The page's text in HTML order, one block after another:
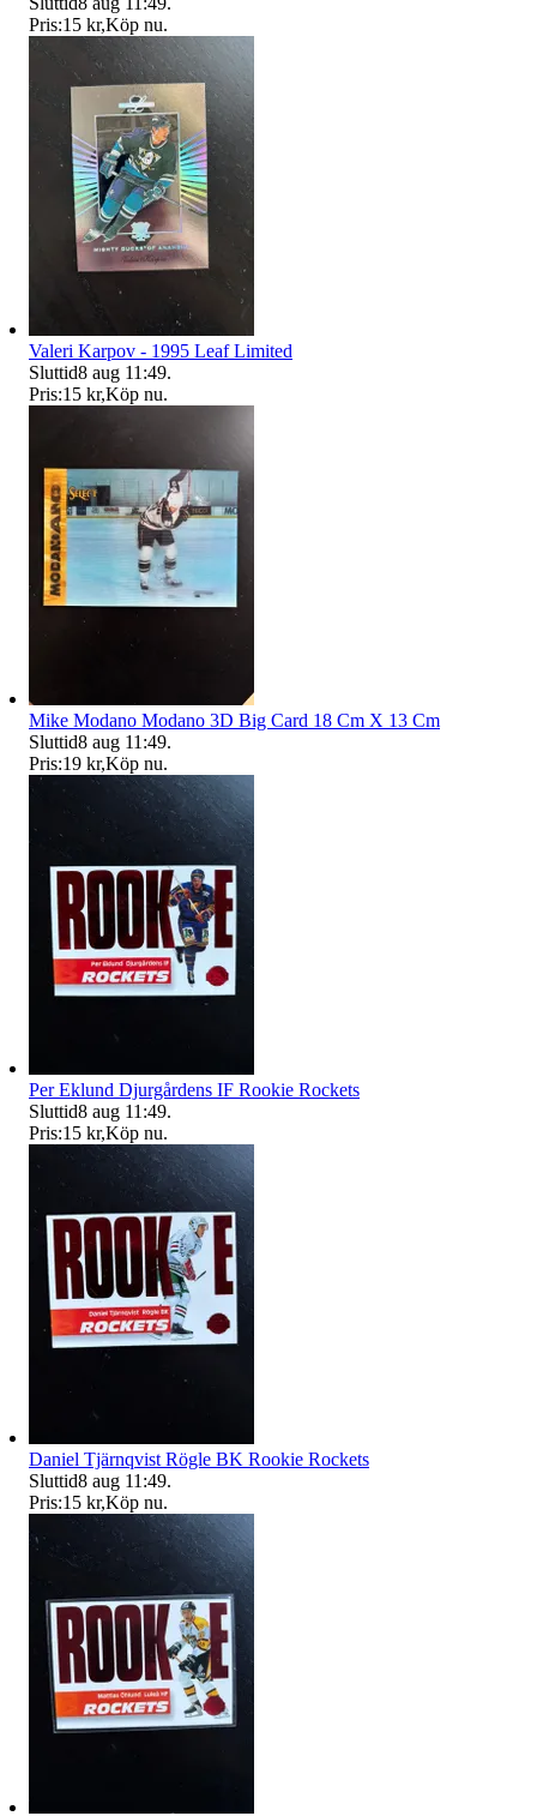
Pris:15 kr,Köp nu.
Valeri Karpov - 1995 Leaf Limited
Sluttid8 aug 11:49.
Pris:15 kr,Köp nu.
Mike Modano Modano 3D Big Card 18 Cm X 13 Cm
Sluttid8 aug 11:49.
Pris:19 kr,Köp nu.
Per Eklund Djurgårdens IF Rookie Rockets
Sluttid8 aug 11:49.
Pris:15 kr,Köp nu.
Daniel Tjärnqvist Rögle BK Rookie Rockets
Sluttid8 aug 11:49.
Pris:15 kr,Köp nu.